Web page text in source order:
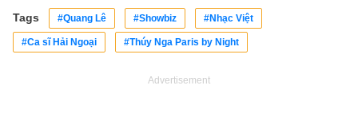
Tags #Quang Lê #Showbiz #Nhạc Việt
#Ca sĩ Hải Ngoại #Thúy Nga Paris by Night
Advertisement